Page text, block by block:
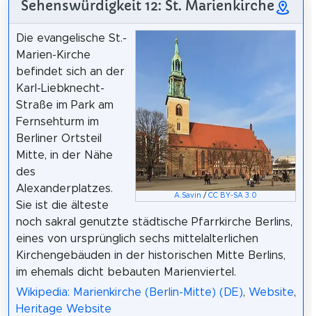
Sehenswürdigkeit 12: St. Marienkirche
A.Savin /CC BY-SA 3.0
Die evangelische St.-
Marien-Kirche
befindet sich an der
Karl-Liebknecht-
Straße im Park am
Fernsehturm im
Berliner Ortsteil
Mitte, in der Nähe
des
Alexanderplatzes.
Sie ist die älteste
noch sakral genutzte städtische Pfarrkirche Berlins,
eines von ursprünglich sechs mittelalterlichen
Kirchengebäuden in der historischen Mitte Berlins,
im ehemals dicht bebauten Marienviertel.
Wikipedia: Marienkirche (Berlin-Mitte) (DE), Website,
Heritage Website